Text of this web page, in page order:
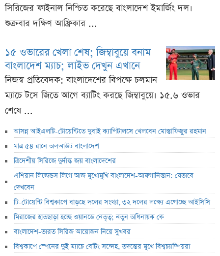
সিরিজের ফাইনাল নিশ্চিত করেছে বাংলাদেশ ইমার্জিং দল।
শুক্রবার দক্ষিণ আফ্রিকার ...
১৫ ওভারের খেলা শেষ; জিম্বাবুয়ে বনাম
বাংলাদেশ ম্যাচ; লাইভ দেখুন এখানে
নিজস্ব প্রতিবেদক: বাংলাদেশের বিপক্ষে চলমান
ম্যাচে টসে জিতে আগে ব্যাটিং করছে জিম্বাবুয়ে। ১৫.৬ ওভার
শেষে ...
আসন্ন আইএলটি-টোয়েন্টিতে দুবাই ক্যাপিটালসে খেলবেন মোস্তাফিজুর রহমান
মাত্র ৫৪ রানে অলআউট বাংলাদেশ
ত্রিদেশীয় সিরিজে দুর্দান্ত জয় বাংলাদেশের
এশিয়ান লিজেন্ডস লিগে আজ মুখোমুখি বাংলাদেশ-আফগানিস্তান: যেভাবে
দেখবেন
টি-টোয়েন্টি বিশ্বকাপে বাড়ছে দলের সংখ্যা, ৩২ দলের লক্ষ্যে এগোচ্ছে আইসিসি
মিরাজের হাতছাড়া হচ্ছে ওয়ানডে নেতৃত্ব; নতুন অধিনায়ক কে
বাংলাদেশ-ভারত সিরিজ আয়োজন নিয়ে সুখবর
বিশ্বকাপে স্পেনের দুই ম্যাচে বেটিং সন্দেহ, তদন্তের মুখে বিশ্বচ্যাম্পিয়রা